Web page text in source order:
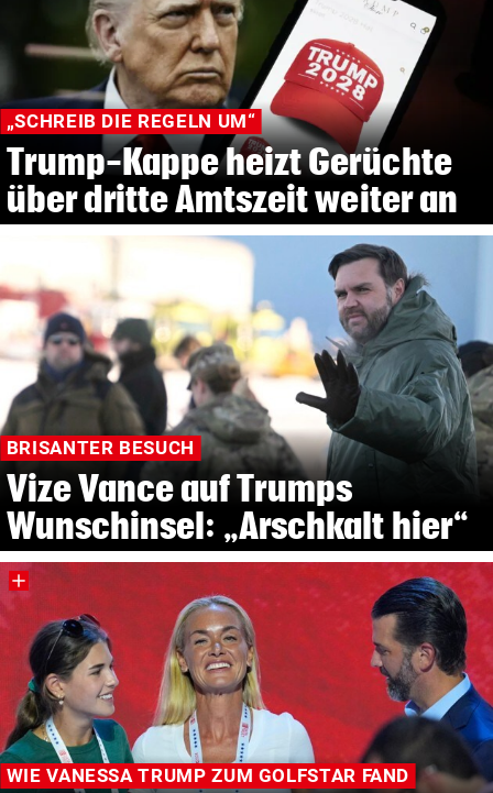
„SCHREIB DIE REGELN UM“
Trump-Kappe heizt Gerüchte
über dritte Amtszeit weiter an
BRISANTER BESUCH
Vize Vance auf Trumps
Wunschinsel: „Arschkalt hier“
WIE VANESSA TRUMP ZUM GOLFSTAR FAND